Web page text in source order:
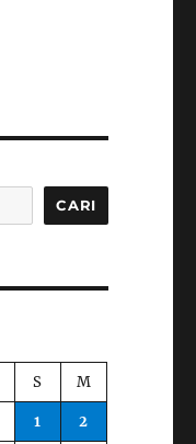
CARI
S M
1 2